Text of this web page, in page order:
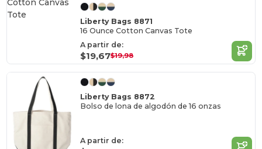
Liberty Bags 8871
16 Ounce Cotton Canvas Tote
A partir de:
$19,67$19,98
Liberty Bags 8872
Bolso de lona de algodón de 16 onzas
A partir de: